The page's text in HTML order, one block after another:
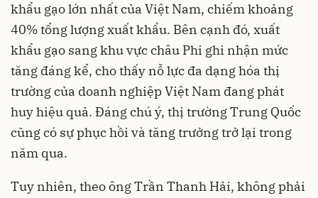
khẩu gạo lớn nhất của Việt Nam, chiếm khoảng
40% tổng lượng xuất khẩu. Bên cạnh đó, xuất
khẩu gạo sang khu vực châu Phi ghi nhận mức
tăng đáng kể, cho thấy nỗ lực đa dạng hóa thị
trường của doanh nghiệp Việt Nam đang phát
huy hiệu quả. Đáng chú ý, thị trường Trung Quốc
cũng có sự phục hồi và tăng trưởng trở lại trong
năm qua.
Tuy nhiên, theo ông Trần Thanh Hải, không phải